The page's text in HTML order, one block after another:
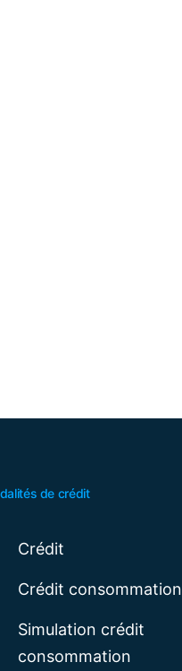
de crédit
Crédit
Crédit consommation
Simulation crédit
consommation